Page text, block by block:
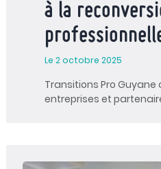
à la
Le 2 octobre 2025
Transitions Pro Guyane
entreprises et